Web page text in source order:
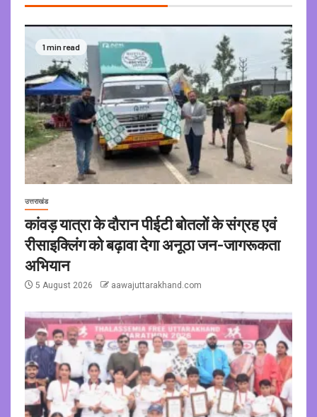
1 min read
उत्तराखंड
कांवड़ यात्रा के दौरान पीईटी बोतलों के संग्रह एवं
रीसाइक्लिंग को बढ़ावा देगा अनूठा जन-जागरूकता
अभियान
5 August 2026 aawajuttarakhand.com